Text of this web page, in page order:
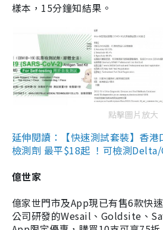
樣本，15分鐘知結果。
點擊圖片放大
延伸閱讀：【快速測試套裝】香
檢測劑 最平$18起 ！可檢測
億世家
億家世門市及App現已有售6款快
公司研發的Wesail、Goldsite、